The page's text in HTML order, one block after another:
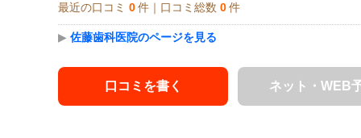
最近の口コミ 0 件｜口コミ総数 0 件
▶ 佐藤歯科医院のページを見る
口コミを書く ネット・WEB